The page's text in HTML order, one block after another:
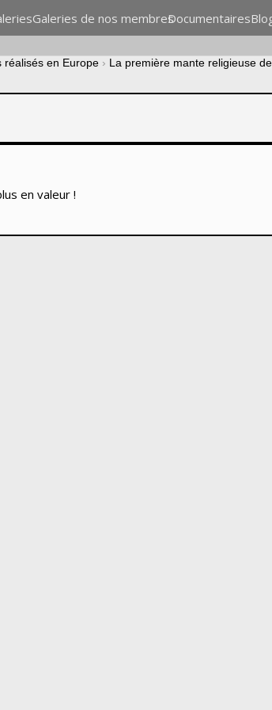
Galeries de nos membresDocumentaires
réalisés en Europe › La première mante religieuse de
en valeur !